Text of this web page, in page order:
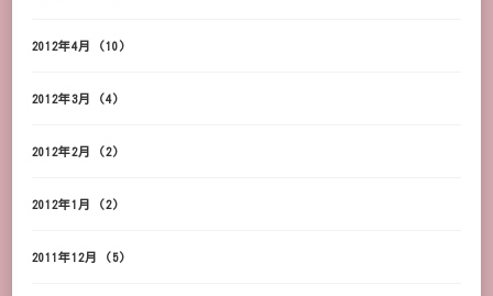
2012年4月 (10)
2012年3月 (4)
2012年2月 (2)
2012年1月 (2)
2011年12月 (5)